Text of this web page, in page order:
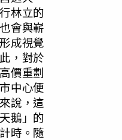
林立的
會與嶄
成視覺
，對於
價重劃
中心便
說，這
鵝」的
時。隨